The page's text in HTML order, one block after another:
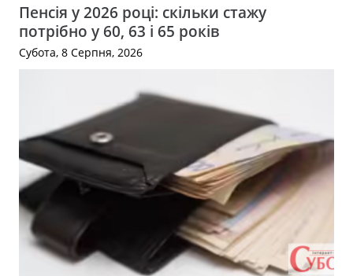
Пенсія у 2026 році: скільки стажу
потрібно у 60, 63 і 65 років
Субота, 8 Серпня, 2026